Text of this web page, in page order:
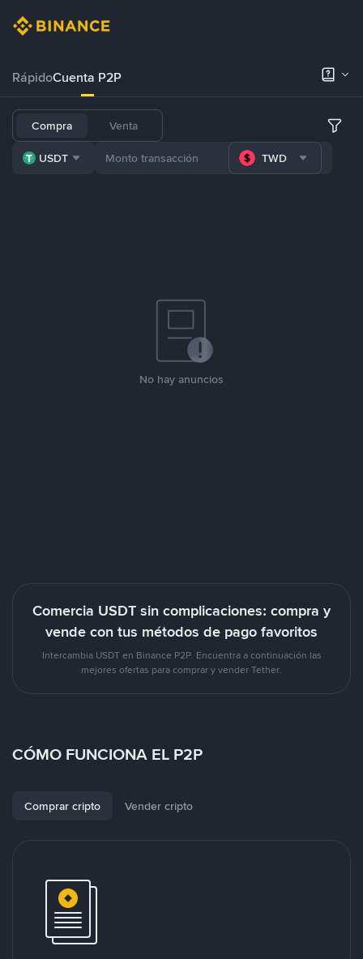
RápidoCuenta P2P
Compra Venta
USDT TWD
No hay anuncios
Comercia USDT sin complicaciones: compra y
vende con tus métodos de pago favoritos
Intercambia USDT en Binance P2P. Encuentra a continuación las
mejores ofertas para comprar y vender Tether.
CÓMO FUNCIONA EL P2P
Comprar cripto Vender cripto